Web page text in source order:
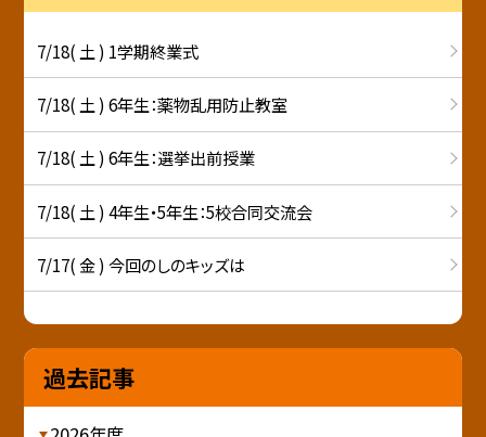
7/18( 土 ) 1学期終業式
7/18( 土 ) 6年生：薬物乱用防止教室
7/18( 土 ) 6年生：選挙出前授業
7/18( 土 ) 4年生・5年生：5校合同交流会
7/17( 金 ) 今回のしのキッズは
過去記事